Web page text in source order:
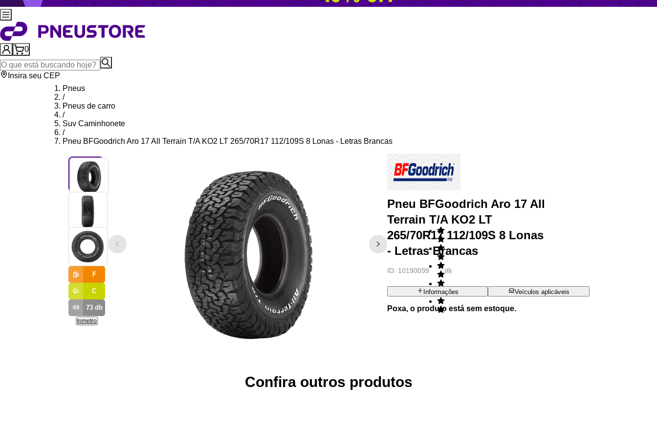
0
Insira seu CEP
Pneus
/
Pneus de carro
/
Suv Caminhonete
/
Pneu BFGoodrich Aro 17 All Terrain T/A KO2 LT 265/70R17 112/109S 8 Lonas - Letras Brancas
F
C
73db
Inmetro
Pneu BFGoodrich Aro 17 All
Terrain T/A KO2 LT
265/70R17 112/109S 8 Lonas
- Letras Brancas
ID: 10190099 (0)
Informações Veículos aplicáveis
Poxa, o produto está sem estoque.
Confira outros produtos